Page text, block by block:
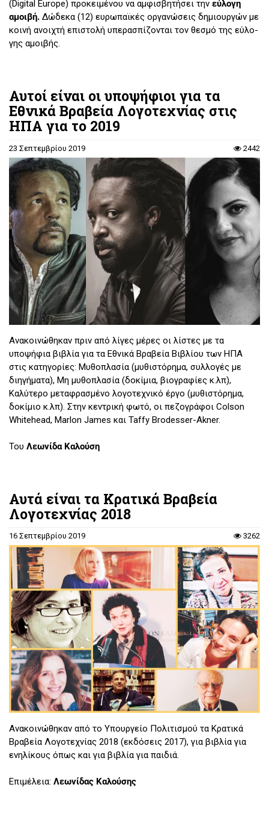
(Digital Europe) προ­κει­μέ­νου να αμ­φι­σβη­τή­σει την εύ­λο­γη
αμοι­βή. Δώ­δε­κα (12) ευ­ρω­παϊ­κές ορ­γα­νώ­σεις δη­μιουρ­γών με
κοι­νή ανοι­χτή επι­στο­λή υπε­ρα­σπί­ζο­νται τον θε­σμό της εύ­λο­
γης αμοι­βής.
Αυτοί είναι οι υποψήφιοι για τα
Εθνικά Βραβεία Λογοτεχνίας στις
ΗΠΑ για το 2019
23 Σεπτεμβρίου 2019 2442
Ανακοινώθηκαν πριν από λίγες μέρες οι λίστες με τα
υποψήφια βιβλία για τα Εθνικά Βραβεία Βιβλίου των ΗΠΑ
στις κατηγορίες: Μυθοπλασία (μυθιστόρημα, συλλογές με
διηγήματα), Μη μυθοπλασία (δοκίμια, βιογραφίες κ.λπ),
Καλύτερο μεταφρασμένο λογοτεχνικό έργο (μυθιστόρημα,
δοκίμιο κ.λπ). Στην κεντρική φωτό, οι πεζογράφοι Colson
Whitehead, Marlon James και Taffy Brodesser-Akner.
Του Λεωνίδα Καλούση
Αυτά είναι τα Κρατικά Βραβεία
Λογοτεχνίας 2018
16 Σεπτεμβρίου 2019 3262
Ανακοινώθηκαν από το Υπουργείο Πολιτισμού τα Κρατικά
Βραβεία Λογοτεχνίας 2018 (εκδόσεις 2017), για βιβλία για
ενηλίκους όπως και για βιβλία για παιδιά.
Επιμέλεια: Λεωνίδας Καλούσης